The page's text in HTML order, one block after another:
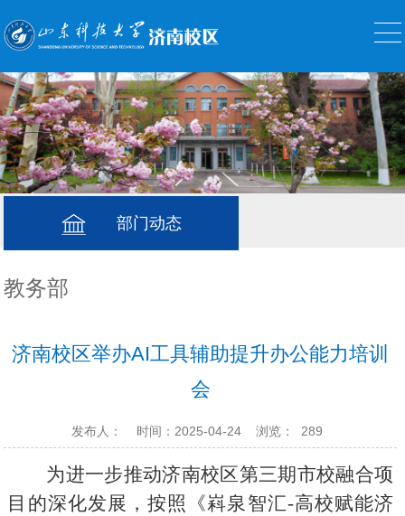
部门动态
教务部
济南校区举办AI工具辅助提升办公能力培训
会
发布人： 时间：2025-04-24 浏览： 289
为进一步推动济南校区第三期市校融合项
目的深化发展，按照《嵙泉智汇-高校赋能济